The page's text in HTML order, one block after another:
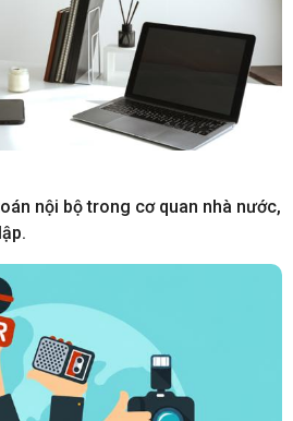
nội bộ trong cơ quan nhà nước,